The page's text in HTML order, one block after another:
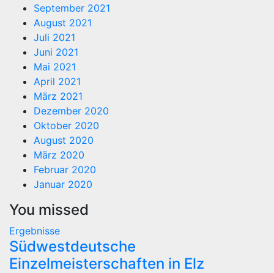
September 2021
August 2021
Juli 2021
Juni 2021
Mai 2021
April 2021
März 2021
Dezember 2020
Oktober 2020
August 2020
März 2020
Februar 2020
Januar 2020
You missed
Ergebnisse
Südwestdeutsche
Einzelmeisterschaften in Elz